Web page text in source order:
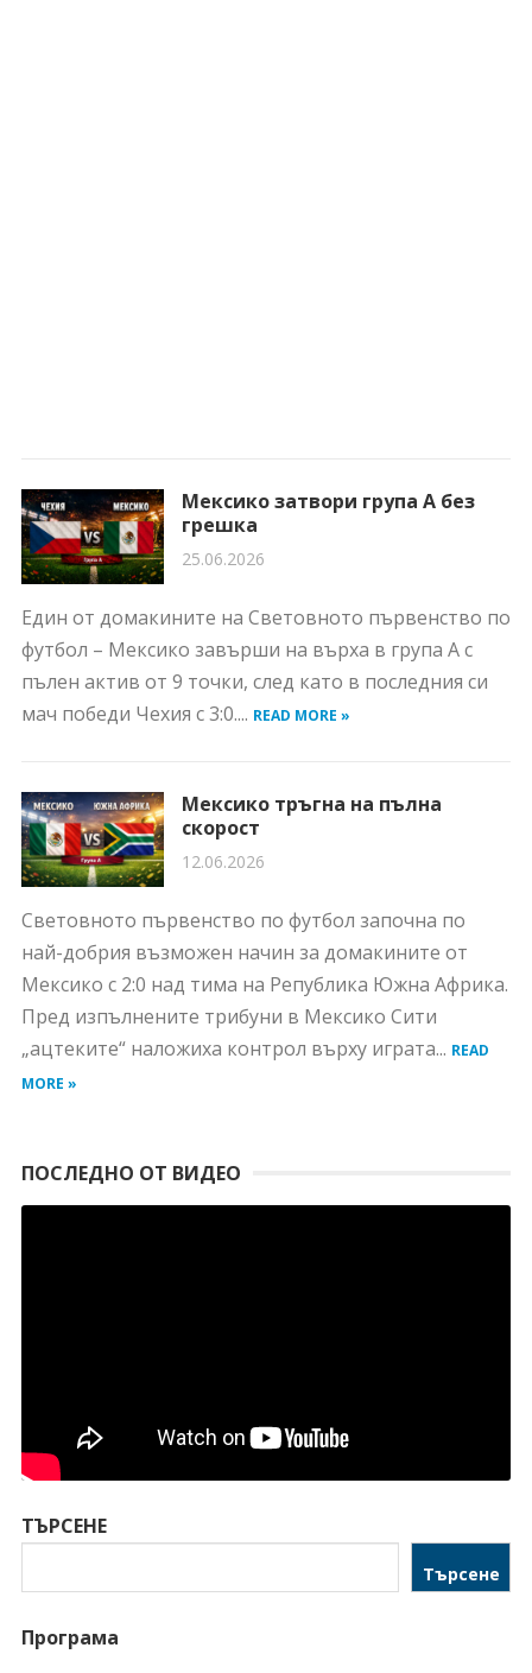
Мексико затвори група A без
грешка
25.06.2026
Един от домакините на Световното първенство по
футбол – Мексико завърши на върха в група А с
пълен актив от 9 точки, след като в последния си
мач победи Чехия с 3:0.... READ MORE »
Мексико тръгна на пълна
скорост
12.06.2026
Световното първенство по футбол започна по
най-добрия възможен начин за домакините от
Мексико с 2:0 над тима на Република Южна Африка.
Пред изпълнените трибуни в Мексико Сити
„ацтеките“ наложиха контрол върху играта... READ
MORE »
ПОСЛЕДНО ОТ ВИДЕО
ТЪРСЕНЕ
Търсене
Програма